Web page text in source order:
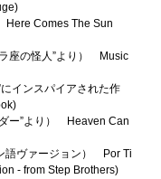
Here Comes The Sun
座の怪人”より） Music
インスパイアされた作
ー”より） Heaven Can
語ヴァージョン） Por Ti
- from Step Brothers)